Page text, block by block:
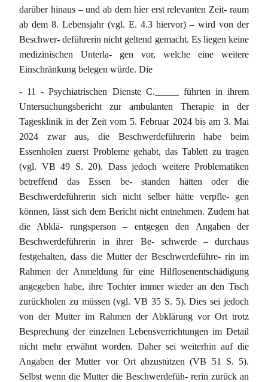
darüber hinaus – und ab dem hier erst relevanten Zeit- raum
ab dem 8. Lebensjahr (vgl. E. 4.3 hiervor) – wird von der
Beschwer- deführerin nicht geltend gemacht. Es liegen keine
medizinischen Unterla- gen vor, welche eine weitere
Einschränkung belegen würde. Die
- 11 - Psychiatrischen Dienste C._____ führten in ihrem
Untersuchungsbericht zur ambulanten Therapie in der
Tagesklinik in der Zeit vom 5. Februar 2024 bis am 3. Mai
2024 zwar aus, die Beschwerdeführerin habe beim
Essenholen zuerst Probleme gehabt, das Tablett zu tragen
(vgl. VB 49 S. 20). Dass jedoch weitere Problematiken
betreffend das Essen be- standen hätten oder die
Beschwerdeführerin sich nicht selber hätte verpfle- gen
können, lässt sich dem Bericht nicht entnehmen. Zudem hat
die Abklä- rungsperson – entgegen den Angaben der
Beschwerdeführerin in ihrer Be- schwerde – durchaus
festgehalten, dass die Mutter der Beschwerdeführe- rin im
Rahmen der Anmeldung für eine Hilflosenentschädigung
angegeben habe, ihre Tochter immer wieder an den Tisch
zurückholen zu müssen (vgl. VB 35 S. 5). Dies sei jedoch
von der Mutter im Rahmen der Abklärung vor Ort trotz
Besprechung der einzelnen Lebensverrichtungen im Detail
nicht mehr erwähnt worden. Daher sei weiterhin auf die
Angaben der Mutter vor Ort abzustützen (VB 51 S. 5).
Selbst wenn die Mutter die Beschwerdefüh- rerin zurück an